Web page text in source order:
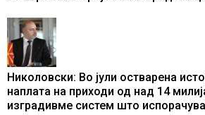
Николовски: Во јули остварена
наплата на приходи од над 14
изградивме систем што